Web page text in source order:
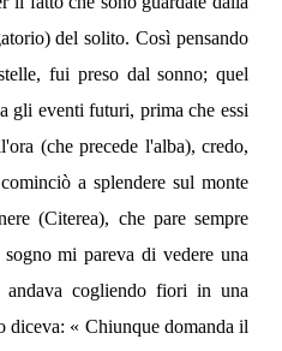
del solito. Così pensando
fui preso dal sonno; quel
gli eventi futuri, prima che essi
(che precede l'alba), credo,
a splendere sul monte
(Citerea), che pare sempre
mi pareva di vedere una
cogliendo fiori in una
diceva: « Chiunque domanda il